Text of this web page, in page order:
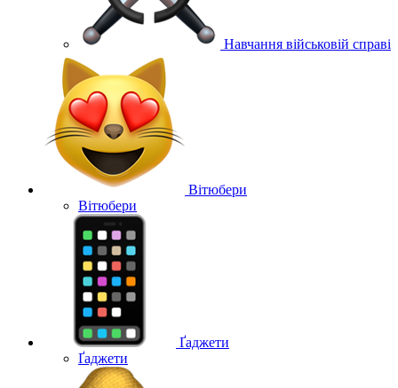
Навчання військовій справі
Вітюбери
Вітюбери
Ґаджети
Ґаджети